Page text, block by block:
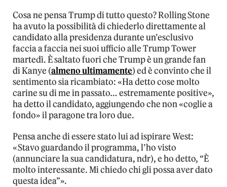
Cosa ne pensa Trump di tutto questo? Rolling Stone
ha avuto la possibilità di chiederlo direttamente al
candidato alla presidenza durante un’esclusivo
faccia a faccia nei suoi ufficio alle Trump Tower
martedì. È saltato fuori che Trump è un grande fan
di Kanye (almeno ultimamente) ed è convinto che il
sentimento sia ricambiato: «Ha detto cose molto
carine su di me in passato… estremamente positive»,
ha detto il candidato, aggiungendo che non «coglie a
fondo» il paragone tra loro due.
Pensa anche di essere stato lui ad ispirare West:
«Stavo guardando il programma, l’ho visto
(annunciare la sua candidatura, ndr), e ho detto, “È
molto interessante. Mi chiedo chi gli possa aver dato
questa idea”».